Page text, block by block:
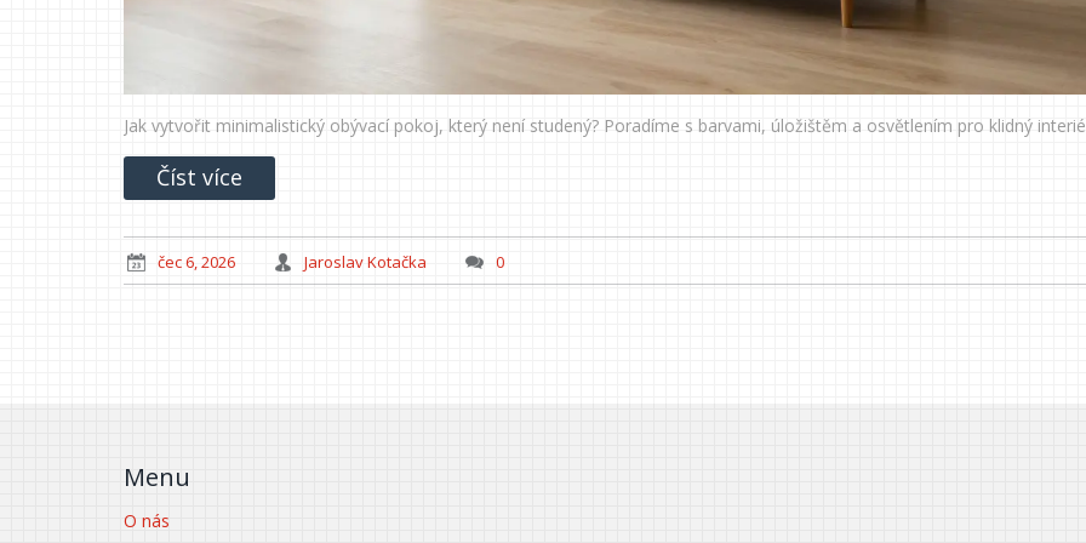
Jak vytvořit minimalistický obývací pokoj, který není studený? Poradíme s barvami, úložištěm a osvětlením pro klidný
Číst více
čec 6, 2026 Jaroslav Kotačka 0
Menu
O nás